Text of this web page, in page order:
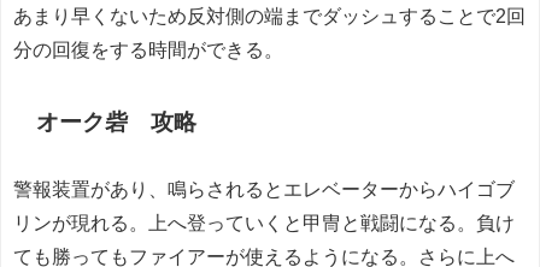
あまり早くないため反対側の端までダッシュすることで2回
分の回復をする時間ができる。
オーク砦 攻略
警報装置があり、鳴らされるとエレベーターからハイゴブ
リンが現れる。上へ登っていくと甲冑と戦闘になる。負け
ても勝ってもファイアーが使えるようになる。さらに上へ